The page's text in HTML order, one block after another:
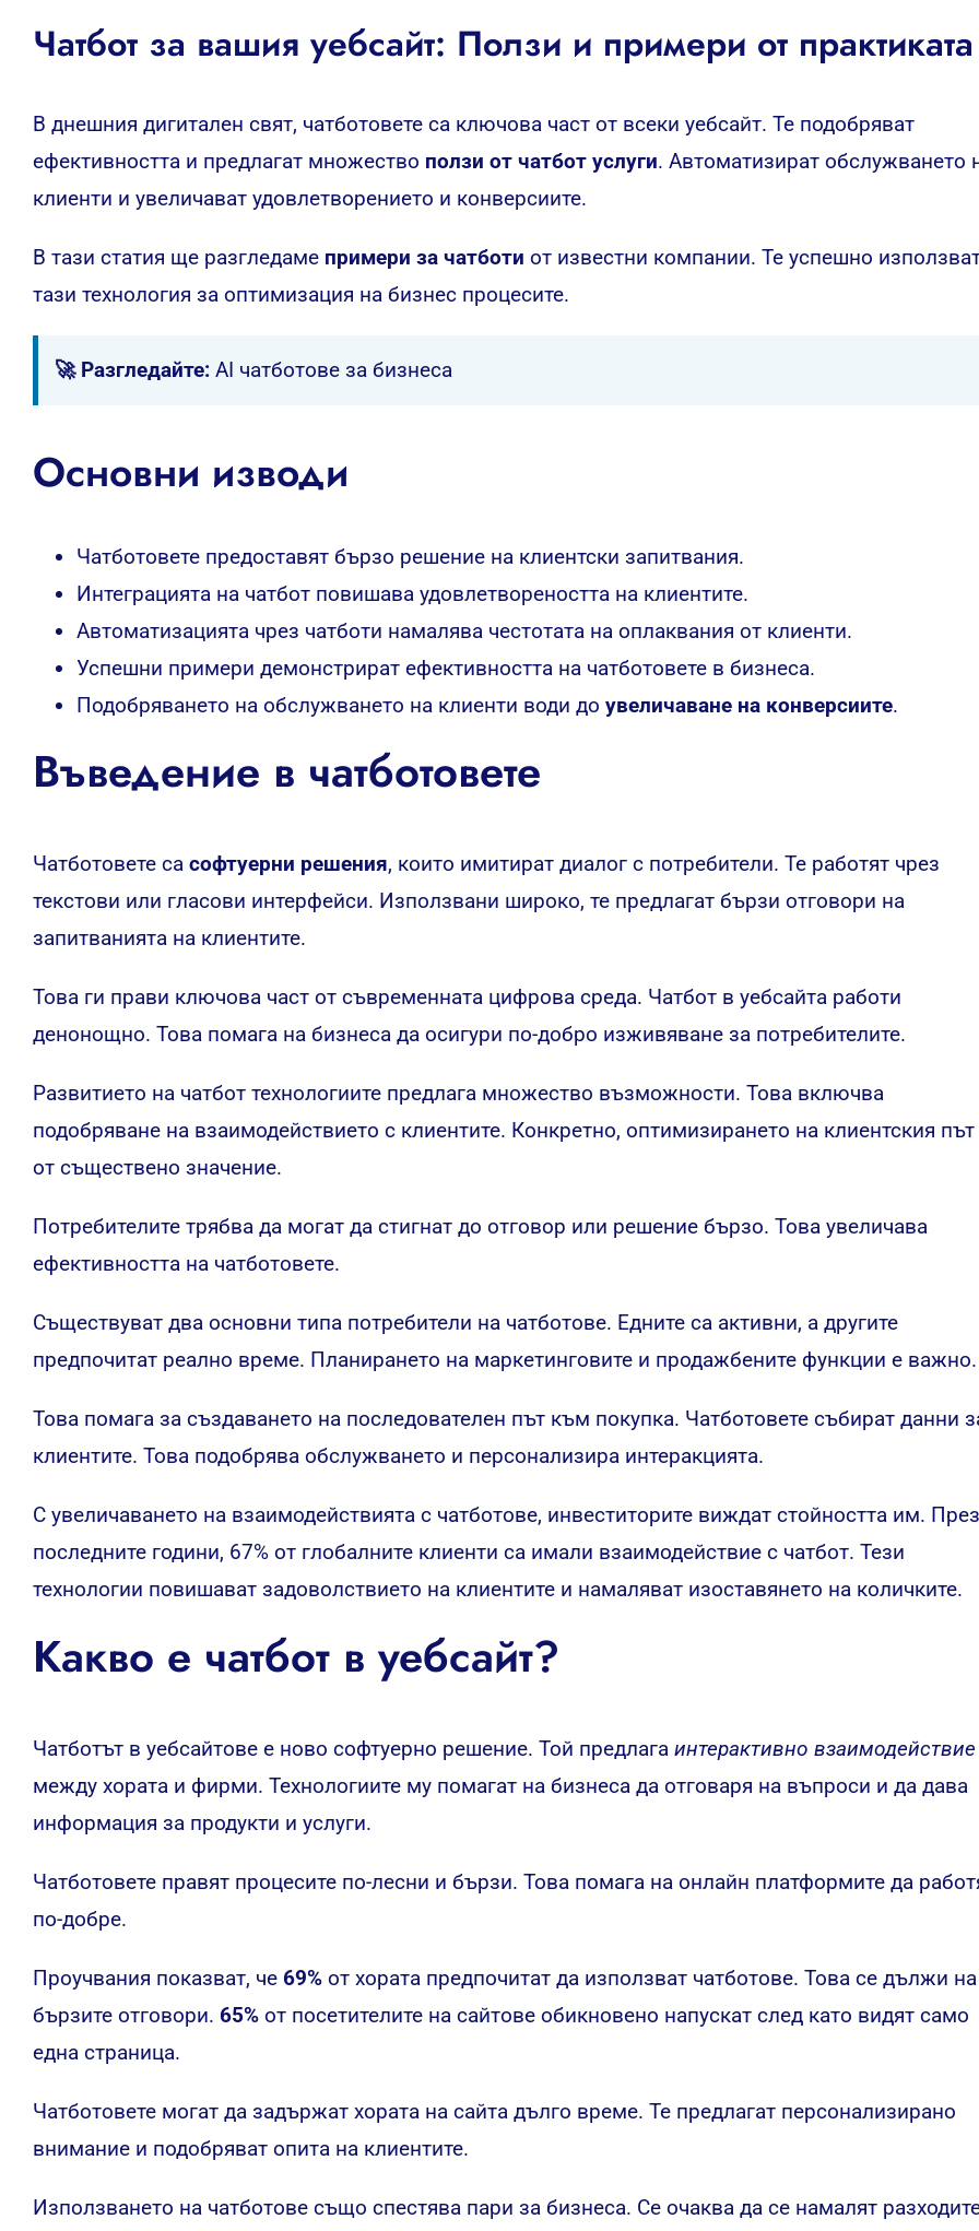
Чатбот за вашия уебсайт: Ползи и примери от практиката
В днешния дигитален свят, чатботовете са ключова част от всеки уебсайт. Те подобряват
ефективността и предлагат множество ползи от чатбот услуги. Автоматизират обслужването
клиенти и увеличават удовлетворението и конверсиите.
В тази статия ще разгледаме примери за чатботи от известни компании. Те успешно
тази технология за оптимизация на бизнес процесите.
🚀 Разгледайте: AI чатботове за бизнеса
Основни изводи
Чатботовете предоставят бързо решение на клиентски запитвания.
Интеграцията на чатбот повишава удовлетвореността на клиентите.
Автоматизацията чрез чатботи намалява честотата на оплаквания от клиенти.
Успешни примери демонстрират ефективността на чатботовете в бизнеса.
Подобряването на обслужването на клиенти води до увеличаване на конверсиите.
Въведение в чатботовете
Чатботовете са софтуерни решения, които имитират диалог с потребители. Те работят чрез
текстови или гласови интерфейси. Използвани широко, те предлагат бързи отговори на
запитванията на клиентите.
Това ги прави ключова част от съвременната цифрова среда. Чатбот в уебсайта работи
денонощно. Това помага на бизнеса да осигури по-добро изживяване за потребителите.
Развитието на чатбот технологиите предлага множество възможности. Това включва
подобряване на взаимодействието с клиентите. Конкретно, оптимизирането на клиентския път
от съществено значение.
Потребителите трябва да могат да стигнат до отговор или решение бързо. Това увеличава
ефективността на чатботовете.
Съществуват два основни типа потребители на чатботове. Едните са активни, а другите
предпочитат реално време. Планирането на маркетинговите и продажбените функции е важно.
Това помага за създаването на последователен път към покупка. Чатботовете събират данни
клиентите. Това подобрява обслужването и персонализира интеракцията.
С увеличаването на взаимодействията с чатботове, инвеститорите виждат стойността им. През
последните години, 67% от глобалните клиенти са имали взаимодействие с чатбот. Тези
технологии повишават задоволствието на клиентите и намаляват изоставянето на количките.
Какво е чатбот в уебсайт?
Чатботът в уебсайтове е ново софтуерно решение. Той предлага интерактивно взаимодействие
между хората и фирми. Технологиите му помагат на бизнеса да отговаря на въпроси и да дава
информация за продукти и услуги.
Чатботовете правят процесите по-лесни и бързи. Това помага на онлайн платформите да
по-добре.
Проучвания показват, че 69% от хората предпочитат да използват чатботове. Това се дължи на
бързите отговори. 65% от посетителите на сайтове обикновено напускат след като видят само
една страница.
Чатботовете могат да задържат хората на сайта дълго време. Те предлагат персонализирано
внимание и подобряват опита на клиентите.
Използването на чатботове също спестява пари за бизнеса. Се очаква да се намалят